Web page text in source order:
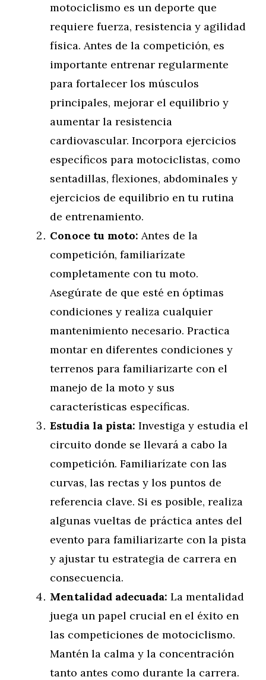
motociclismo es un deporte que
requiere fuerza, resistencia y agilidad
física. Antes de la competición, es
importante entrenar regularmente
para fortalecer los músculos
principales, mejorar el equilibrio y
aumentar la resistencia
cardiovascular. Incorpora ejercicios
específicos para motociclistas, como
sentadillas, flexiones, abdominales y
ejercicios de equilibrio en tu rutina
de entrenamiento.
Conoce tu moto: Antes de la
competición, familiarízate
completamente con tu moto.
Asegúrate de que esté en óptimas
condiciones y realiza cualquier
mantenimiento necesario. Practica
montar en diferentes condiciones y
terrenos para familiarizarte con el
manejo de la moto y sus
características específicas.
Estudia la pista: Investiga y estudia el
circuito donde se llevará a cabo la
competición. Familiarízate con las
curvas, las rectas y los puntos de
referencia clave. Si es posible, realiza
algunas vueltas de práctica antes del
evento para familiarizarte con la pista
y ajustar tu estrategia de carrera en
consecuencia.
Mentalidad adecuada: La mentalidad
juega un papel crucial en el éxito en
las competiciones de motociclismo.
Mantén la calma y la concentración
tanto antes como durante la carrera.